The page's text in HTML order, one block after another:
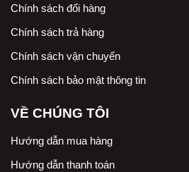
Chính sách đổi hàng
Chính sách trả hàng
Chính sách vận chuyển
Chính sách bảo mật thông tin
VỀ CHÚNG TÔI
Hướng dẫn mua hàng
Hướng dẫn thanh toán